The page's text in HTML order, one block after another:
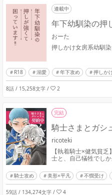
連載中
年下幼馴染の押
おーた
押しかけ女房系幼馴
R18 溺愛 年下攻め 押しか
8話 / 15,258文字 / 2
完結
騎士さまとガシ
ricoteki
【執着騎士×健気貧
士と、自己犠牲でし
騎士攻め 美形×平凡 不憫受け
59話 / 134,274文字 / 4